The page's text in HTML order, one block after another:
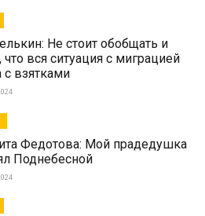
Не стоит обобщать и
что вся ситуация с миграцией
с взятками
Федотова: Мой прадедушка
Поднебесной